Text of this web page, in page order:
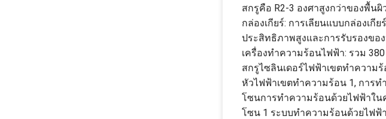
สกรูคือ R2-3 องศาสูงกว่าของพื้น
กล่องเกียร์: การเลียนแบบกล่องเ
ประสิทธิภาพสูงและการรับรองขอ
เครื่องทําความร้อนไฟฟ้า: รวม
สกรูไซลินเดอร์ไฟฟ้าเขตทําความ
หัวไฟฟ้าเขตทําความร้อน 1, การ
โซนการทําความร้อนด้วยไฟฟ้าใน
โซน 1 ระบบทําความร้อนด้วยไฟฟ้